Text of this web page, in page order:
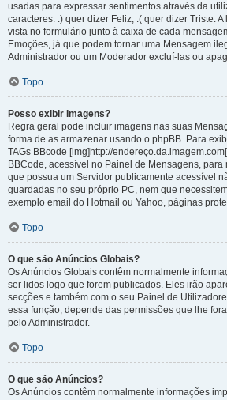
usadas para expressar sentimentos através da
caracteres. :) quer dizer Feliz, :( quer dizer Triste.
vista no formulário junto à caixa de cada
Emoções, já que podem tornar uma Mensagem
Administrador ou um Moderador excluí-las ou
Topo
Posso exibir Imagens?
Regra geral pode incluir imagens nas suas
forma de as armazenar usando o phpBB. Para
TAGs BBcode [img]http://
BBCode, acessível no Painel de Mensagens, para
que possua um Servidor publicamente acessível
guardadas no seu próprio PC, nem que
exemplo email do Hotmail ou Yahoo, páginas
Topo
O que são Anúncios Globais?
Os Anúncios Globais contêm normalmente
ser lidos logo que forem publicados. Eles irão
secções e também com o seu Painel de
essa função, depende das permissões que lhe
pelo Administrador.
Topo
O que são Anúncios?
Os Anúncios contêm normalmente informações